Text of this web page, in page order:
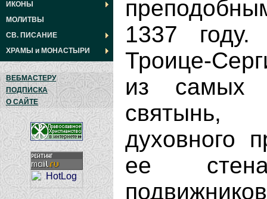
ИКОНЫ
МОЛИТВЫ
СВ. ПИСАНИЕ
ХРАМЫ и МОНАСТЫРИ
ВЕБМАСТЕРУ
ПОДПИСКА
О САЙТЕ
1337 году.
Троице-
из самых
святынь,
духовного
ее